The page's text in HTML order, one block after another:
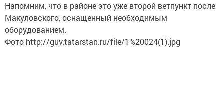
Напомним, что в районе это уже второй ветпункт после
Макуловского, оснащенный необходимым
оборудованием.
Фото http://guv.tatarstan.ru/file/1%20024(1).jpg